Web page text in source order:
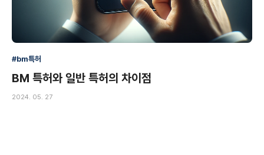
#bm특허
BM 특허와 일반 특허의 차이점
2024. 05. 27